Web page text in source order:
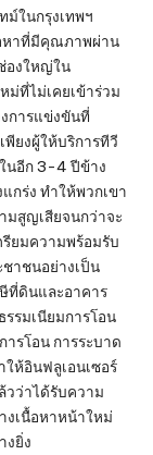
ม์ในกรุงเทพฯ
หาที่มีคุณภาพผ่าน
องใหญ่ใน
ม่ที่ไม่เคยเข้าร่วม
การแข่งขันที่
พียงผู้ให้บริการทีวี
นอีก 3-4 ปีข้าง
กร่ง ทำให้พวกเขา
มสูญเสียจนกว่าจะ
ยมความพร้อมรับ
าชนอย่างเป็น
ที่ดินและอาคาร
รมเนียมการโอน
รโอน การระบาด
ให้อินฟลูเอนเซอร์
วว่าได้รับความ
งเนื้อหาหน้าใหม่
งยิ่ง